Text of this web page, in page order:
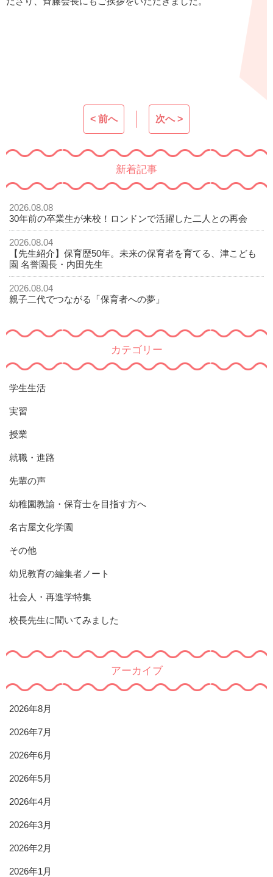
< 前へ 次へ >
新着記事
2026.08.08
30年前の卒業生が来校！ロンドンで活躍した二人との再会
2026.08.04
【先生紹介】保育歴50年。未来の保育者を育てる、津こども
園 名誉園長・内田先生
2026.08.04
親子二代でつながる「保育者への夢」
カテゴリー
学生生活
実習
授業
就職・進路
先輩の声
幼稚園教諭・保育士を目指す方へ
名古屋文化学園
その他
幼児教育の編集者ノート
社会人・再進学特集
校長先生に聞いてみました
アーカイブ
2026年8月
2026年7月
2026年6月
2026年5月
2026年4月
2026年3月
2026年2月
2026年1月